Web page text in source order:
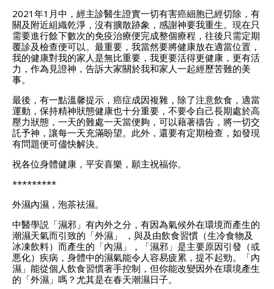
2021年1月中，經主診醫生證實一切有害癌細胞已經切除，有
關及附近組織乾淨，沒有擴散跡象，感謝神要我重生。現在只
需要進行餘下數次的免疫治療便完成整個療程，往後只需定期
覆診及檢查便可以。最重要，我當然要將健康放在適當位置，
我的健康對我的家人是無比重要，我更要活得更健康，更有活
力，作為見證神，告訴大家關於我和家人一起經歷苦難的美
事。
最後，有一點溫馨提示，癌症成因複雜，除了注意飲食，適當
運動，保持精神狀態健康也十分重要，不要令自己長期處於高
壓力狀態，一天的難處一天當便夠，可以藉著禱告，將一切交
託予神，讓每一天充滿盼望。此外，還要有定期檢查，如發現
有問題便可儘快解決。
祝各位身體健康，平安喜樂，願主祝福你。
*********
外濕內濕，泡茶祛濕。
中醫學説「濕邪」有內外之分，有因為氣候外在環境而產生的
潮濕天氣而引致的「外濕」 ，與及由飲食習慣（生冷食物及
冰凍飲料）而產生的「內濕」，「濕邪」是主要原因引發（或
悪化）疾病，身體中的濕氣能令人容易疲累，提不起勁。「內
濕」能從個人飲食習慣著手控制，但你能改變因外在環境產生
的「外濕」嗎？尤其是在春天潮濕日子。